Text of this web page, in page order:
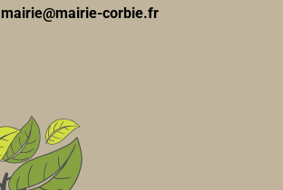
mairie@mairie-corbie.fr